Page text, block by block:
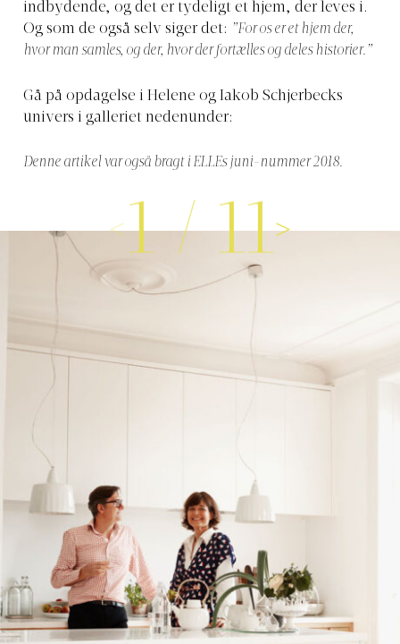
indbydende, og det er tydeligt et hjem, der leves i.
Og som de også selv siger det: ”For os er et hjem der,
hvor man samles, og der, hvor der fortælles og deles historier.”
Gå på opdagelse i Helene og Iakob Schjerbecks
univers i galleriet nedenunder:
Denne artikel var også bragt i ELLEs juni-nummer 2018.
1/11